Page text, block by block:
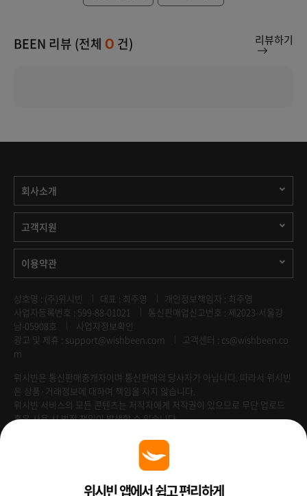
BEEN 리뷰 (전체 0 건) 리뷰하기
회사소개
고객지원
이용약관
상호명 : (주)위시빈 대표 : 최주영
개인정보책임자 : 최주영
사업자등록번호 : 599-88-01021
통신판매업신고번호 : 제2023-서울강
남-05908호
사업자정보확인
광고 및 제휴 : support@wishbeen.com
고객센터 : cs@wishbeen.co
m
위시빈은 통신판매중개자이며 통신판매의 당사자가 아닙니다. 따라서 위시빈
은 상품·거래정보에 대하여 책임을 지지 않습니다.
위시빈 서비스의 모든 콘텐츠는 저작자에게 저작권이 있으므로 무단 업로드
혹은 사용 시 법적 책임이 발생할 수 있습니다.
Venture Enterprise위시빈 앱에서 쉽고 편리하게